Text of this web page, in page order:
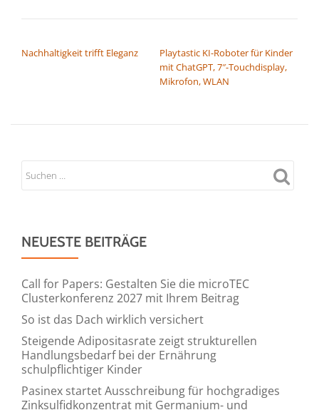
Nachhaltigkeit trifft Eleganz
Playtastic KI-Roboter für Kinder
mit ChatGPT, 7″-Touchdisplay,
Mikrofon, WLAN
NEUESTE BEITRÄGE
Call for Papers: Gestalten Sie die microTEC
Clusterkonferenz 2027 mit Ihrem Beitrag
So ist das Dach wirklich versichert
Steigende Adipositasrate zeigt strukturellen
Handlungsbedarf bei der Ernährung
schulpflichtiger Kinder
Pasinex startet Ausschreibung für hochgradiges
Zinksulfidkonzentrat mit Germanium- und